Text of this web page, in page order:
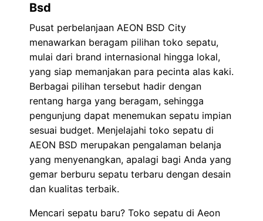
Bsd
Pusat perbelanjaan AEON BSD City
menawarkan beragam pilihan toko sepatu,
mulai dari brand internasional hingga lokal,
yang siap memanjakan para pecinta alas kaki.
Berbagai pilihan tersebut hadir dengan
rentang harga yang beragam, sehingga
pengunjung dapat menemukan sepatu impian
sesuai budget. Menjelajahi toko sepatu di
AEON BSD merupakan pengalaman belanja
yang menyenangkan, apalagi bagi Anda yang
gemar berburu sepatu terbaru dengan desain
dan kualitas terbaik.
Mencari sepatu baru? Toko sepatu di Aeon